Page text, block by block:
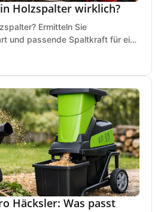
Holzspalter wirklich?
Ermitteln Sie
und passende Spaltkraft für eine
Häcksler: Was passt